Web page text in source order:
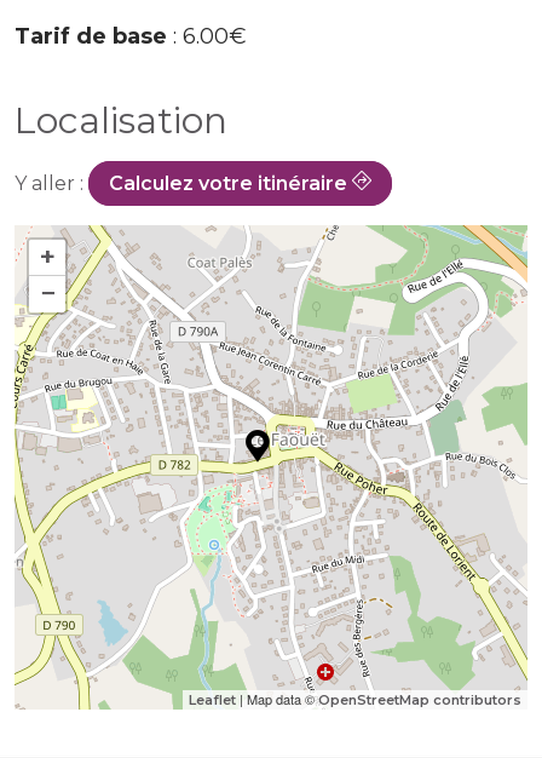
Tarif de base : 6.00€
Localisation
Y aller : Calculez votre itinéraire
+
−
Leaflet | Map data ©OpenStreetMap contributors